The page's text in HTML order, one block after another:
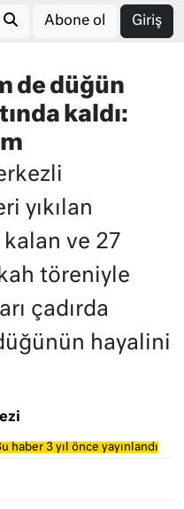
Abone ol Giriş
de düğün
kaldı:
yıkılan
ve 27
töreniyle
çadırda
hayalini
haber 3 yıl önce yayınlandı